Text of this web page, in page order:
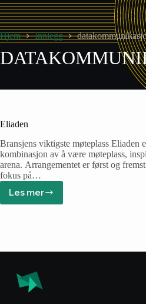
Hjem Innlegg
Eliaden
Bransjens viktigste møteplass Eliaden
kombinasjon av å være møteplass,
arena. Arrangementet er først og
fokus på…
Les mer